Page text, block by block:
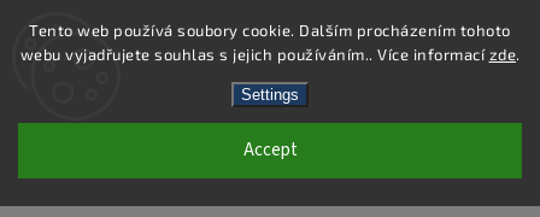
Tento web používá soubory cookie. Dalším procházením tohoto
webu vyjadřujete souhlas s jejich používáním.. Více informacízde.
Settings
Accept
Search
WB008-20 - LEATHER BAND - BEIGE -